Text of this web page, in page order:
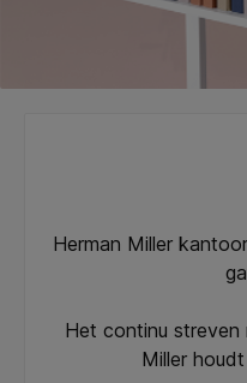
Herman Miller
Het continu streven
Miller